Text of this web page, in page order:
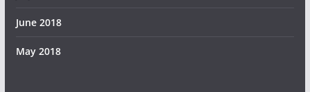
June 2018
May 2018